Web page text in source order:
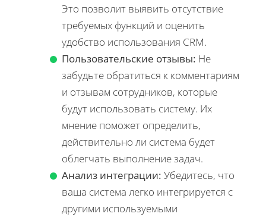
Это позволит выявить отсутствие
требуемых функций и оценить
удобство использования CRM.
Пользовательские отзывы: Не
забудьте обратиться к комментариям
и отзывам сотрудников, которые
будут использовать систему. Их
мнение поможет определить,
действительно ли система будет
облегчать выполнение задач.
Анализ интеграции: Убедитесь, что
ваша система легко интегрируется с
другими используемыми